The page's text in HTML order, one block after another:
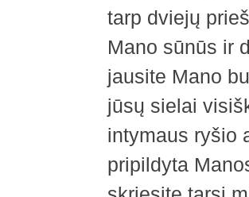
tarp dviejų
Mano sūnūs ir
jausite Mano
jūsų sielai
intymaus ryšio
pripildyta